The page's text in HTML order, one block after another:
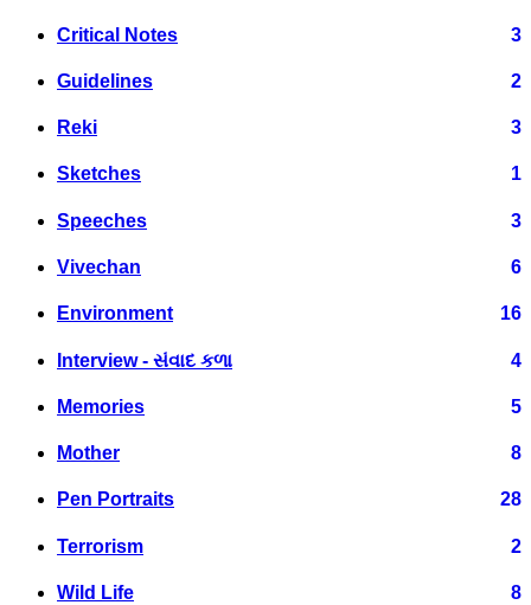
Critical Notes 3
Guidelines 2
Reki 3
Sketches 1
Speeches 3
Vivechan 6
Environment 16
Interview - સંવાદ કળા 4
Memories 5
Mother 8
Pen Portraits 28
Terrorism 2
Wild Life 8